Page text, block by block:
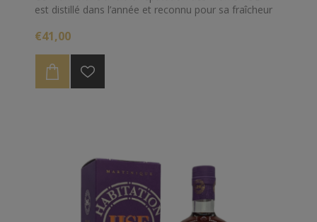
est distillé dans l’année et reconnu pour sa fraîcheur
vos cocktails et planteurs. Il s’apprécie
canne et un zeste de citron vert) avec ou sans glace.
€41,00